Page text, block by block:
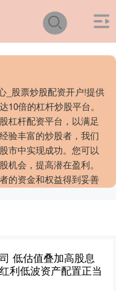
_股票炒股配资开户!提供
10倍的杠杆炒股平台。
杠杆配资平台，以满足
验丰富的炒股者，我们
市中实现成功。您可以
机会，提高潜在盈利。
的资金和权益得到妥善
低估值叠加高股息
利低波资产配置正当